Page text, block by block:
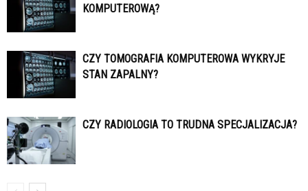
KOMPUTEROWĄ?
CZY TOMOGRAFIA KOMPUTEROWA WYKRYJE
STAN ZAPALNY?
CZY RADIOLOGIA TO TRUDNA SPECJALIZACJA?